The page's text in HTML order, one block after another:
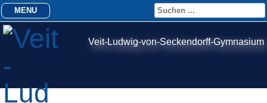
Veit-Ludwig-von-Seckendorff-Gymnasium
MENU